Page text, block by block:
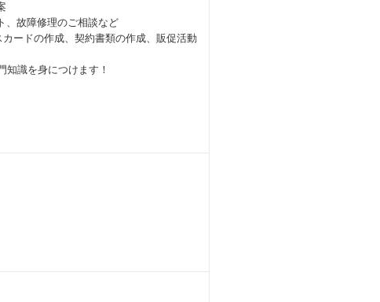
、故障修理のご相談など
ドの作成、契約書類の作成、販促活動
識を身につけます！